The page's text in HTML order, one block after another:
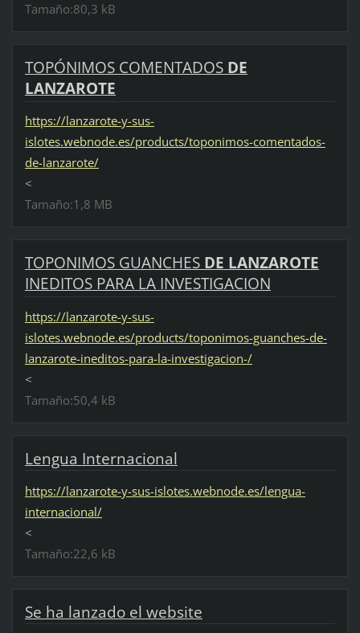
Tamaño:80,3 kB
TOPÓNIMOS COMENTADOS DE
LANZAROTE
https://lanzarote-y-sus-
islotes.webnode.es/products/toponimos-comentados-
de-lanzarote/
<
Tamaño:1,8 MB
TOPONIMOS GUANCHES DE LANZAROTE
INEDITOS PARA LA INVESTIGACION
https://lanzarote-y-sus-
islotes.webnode.es/products/toponimos-guanches-de-
lanzarote-ineditos-para-la-investigacion-/
<
Tamaño:50,4 kB
Lengua Internacional
https://lanzarote-y-sus-islotes.webnode.es/lengua-
internacional/
<
Tamaño:22,6 kB
Se ha lanzado el website